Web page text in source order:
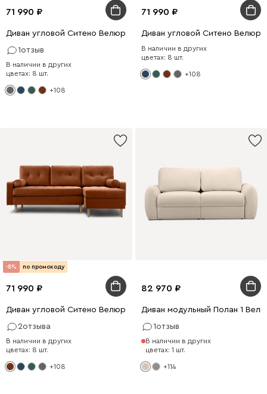
71 990
Диван угловой Ситено Велюр Серый
1отзыв
В наличии в других
цветах: 8 шт.
+108
71 990
Диван угловой Ситено Велюр
В наличии в других
цветах: 8 шт.
+108
-8% по промокоду
71 990
Диван угловой Ситено Велюр Терракотовый
2отзыва
В наличии в других
цветах: 8 шт.
+108
82 970
Диван модульный Полан 1
1отзыв
В наличии в других
цветах: 1 шт.
+114